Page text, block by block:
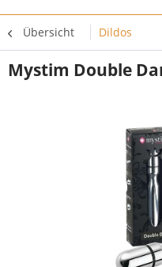
Übersicht Dildos
Mystim Double